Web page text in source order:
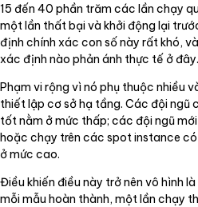
15 đến 40 phần trăm các lần chạy
một lần thất bại và khởi động lại
định chính xác con số này rất khó,
xác định nào phản ánh thực tế ở đây.
Phạm vi rộng vì nó phụ thuộc nhiều
thiết lập cơ sở hạ tầng. Các đội ngũ
tốt nằm ở mức thấp; các đội ngũ
hoặc chạy trên các spot instance
ở mức cao.
Điều khiến điều này trở nên vô hình
mỗi mẫu hoàn thành, một lần chạy